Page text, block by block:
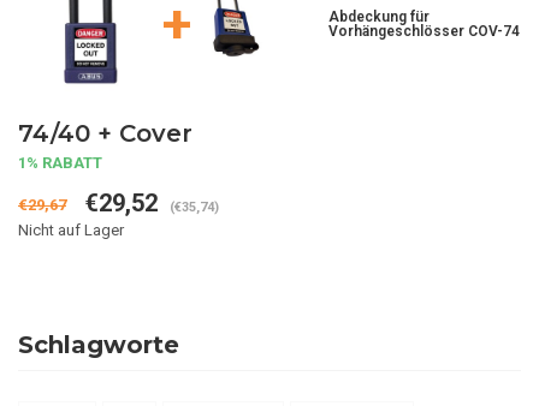
+
Abdeckung für
Vorhängeschlösser COV-74
74/40 + Cover
1% RABATT
€29,67 €29,52 (€35,74)
Nicht auf Lager
Schlagworte